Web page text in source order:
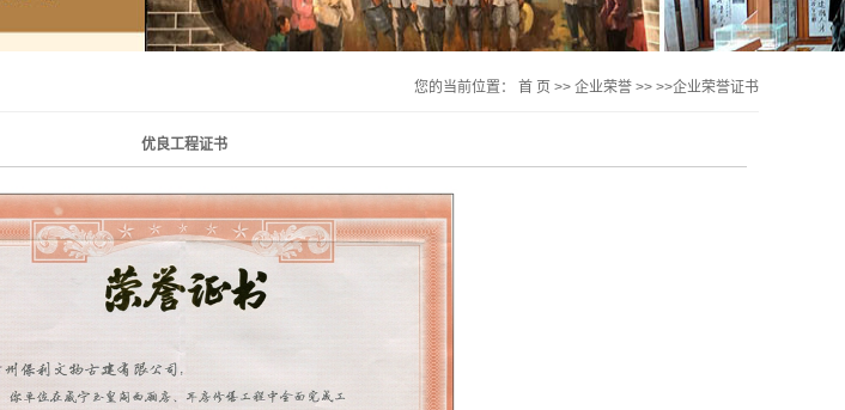
您的当前位置： 首 页 >> 企业荣誉 >> >>企业荣誉证书
优良工程证书